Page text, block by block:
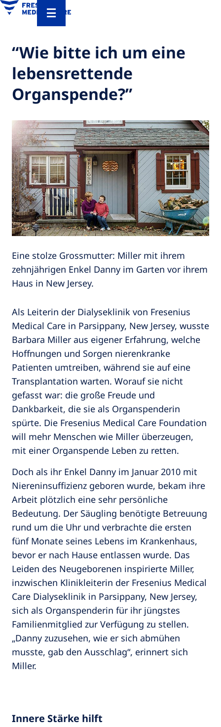
“Wie bitte ich um eine
lebensrettende
Organspende?”
Eine stolze Grossmutter: Miller mit ihrem
zehnjährigen Enkel Danny im Garten vor ihrem
Haus in New Jersey.
Als Leiterin der Dialyseklinik von Fresenius
Medical Care in Parsippany, New Jersey, wusste
Barbara Miller aus eigener Erfahrung, welche
Hoffnungen und Sorgen nierenkranke
Patienten umtreiben, während sie auf eine
Transplantation warten. Worauf sie nicht
gefasst war: die große Freude und
Dankbarkeit, die sie als Organspenderin
spürte. Die Fresenius Medical Care Foundation
will mehr Menschen wie Miller überzeugen,
mit einer Organspende Leben zu retten.
Doch als ihr Enkel Danny im Januar 2010 mit
Niereninsuffizienz geboren wurde, bekam ihre
Arbeit plötzlich eine sehr persönliche
Bedeutung. Der Säugling benötigte Betreuung
rund um die Uhr und verbrachte die ersten
fünf Monate seines Lebens im Krankenhaus,
bevor er nach Hause entlassen wurde. Das
Leiden des Neugeborenen inspirierte Miller,
inzwischen Klinikleiterin der Fresenius Medical
Care Dialyseklinik in Parsippany, New Jersey,
sich als Organspenderin für ihr jüngstes
Familienmitglied zur Verfügung zu stellen.
„Danny zuzusehen, wie er sich abmühen
musste, gab den Ausschlag“, erinnert sich
Miller.
Innere Stärke hilft